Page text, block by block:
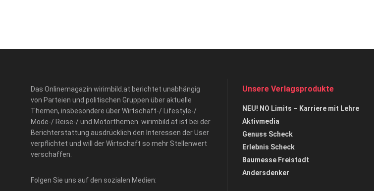
Das Onlinemagazin wirimbild.at berichtet unabhängig
von Parteien und politischen Gruppen über aktuelle
Themen, insbesondere über Wirtschaft-/ Lifestyle-/
Mode-/ Reise-/ und Motorthemen. wirimbild.at ist bei der
Berichterstattung ausdrücklich den Interessen der User
verpflichtet und will der Wirtschaft so mehr Stellenwert
verschaffen.
Folgen Sie uns auf den sozialen Medien:
Unsere Verlagsprodukte
NEU! NO Limits – Karriere mit Lehre
Aktivmedia
Genuss Scheck
Erlebnis Scheck
Baumesse Freistadt
Andersdenker